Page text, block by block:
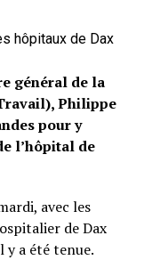
hôpitaux de Dax
général de la
Philippe
pour y
l’hôpital de
avec les
de Dax
y a été tenue.